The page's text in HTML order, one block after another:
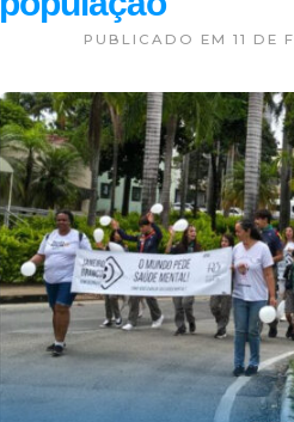
PUBLICADO EM 11 DE